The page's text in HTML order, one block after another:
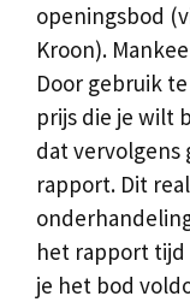
openingsbod
Kroon).
Door gebruik
prijs die je wilt
dat
rapport. Dit
het rapport
je het bod